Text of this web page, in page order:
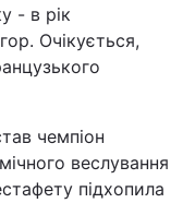
- в рік
Очікується,
чемпіон
веслування
підхопила